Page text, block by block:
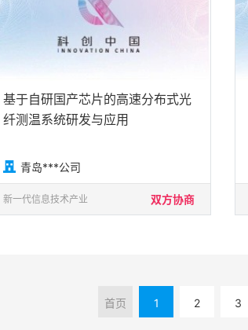
基于自研国产芯片的高速分布式光
纤测温系统研发与应用
 青岛***公司
新一代信息技术产业 双方协商
首页 1 2 3